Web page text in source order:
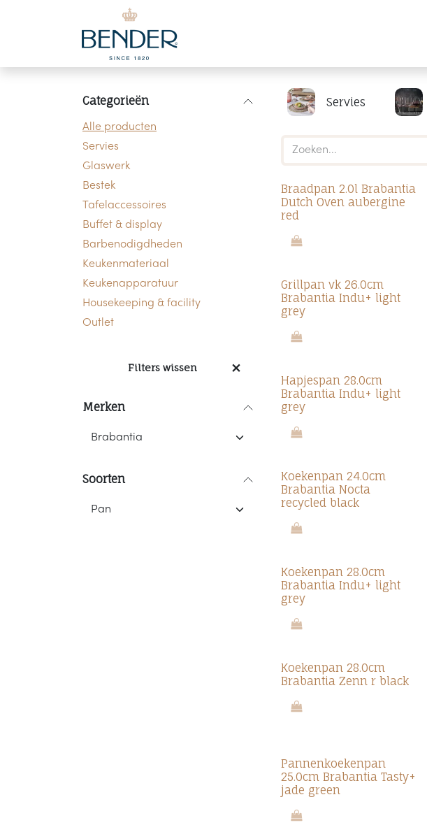
Overslaan naar inhoud
Categorieën
Alle producten
Servies
Glaswerk
Bestek
Tafelaccessoires
Buffet & display
Barbenodigdheden
Keukenmateriaal
Keukenapparatuur
Housekeeping & facility
Outlet
Filters wissen
Merken
Soorten
Servies
Braadpan 2.0l Brabantia
Dutch Oven aubergine
red
Grillpan vk 26.0cm
Brabantia Indu+ light
grey
Hapjespan 28.0cm
Brabantia Indu+ light
grey
Koekenpan 24.0cm
Brabantia Nocta
recycled black
Koekenpan 28.0cm
Brabantia Indu+ light
grey
Koekenpan 28.0cm
Brabantia Zenn r black
Pannenkoekenpan
25.0cm Brabantia Tasty+
jade green